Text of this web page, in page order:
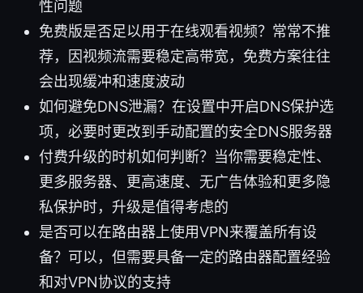
性问题
免费版是否足以用于在线观看视频？常常不推
荐，因视频流需要稳定高带宽，免费方案往往
会出现缓冲和速度波动
如何避免DNS泄漏？在设置中开启DNS保护选
项，必要时更改到手动配置的安全DNS服务器
付费升级的时机如何判断？当你需要稳定性、
更多服务器、更高速度、无广告体验和更多隐
私保护时，升级是值得考虑的
是否可以在路由器上使用VPN来覆盖所有设
备？可以，但需要具备一定的路由器配置经验
和对VPN协议的支持